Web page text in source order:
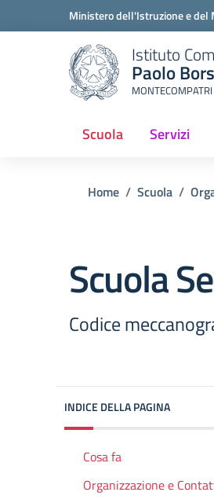
Ministero dell'Istruzione e del
Istituto
Paolo
MONTECOMPATRI
Scuola Servizi
Home Scuola
Scuola
Codice
INDICE DELLA PAGINA
Cosa fa
Organizzazione e